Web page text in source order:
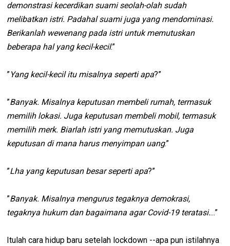
demonstrasi kecerdikan suami seolah-olah sudah
melibatkan istri. Padahal suami juga yang mendominasi.
Berikanlah wewenang pada istri untuk memutuskan
beberapa hal yang kecil-kecil.”
”Yang kecil-kecil itu misalnya seperti apa?”
”Banyak. Misalnya keputusan membeli rumah, termasuk
memilih lokasi. Juga keputusan membeli mobil, termasuk
memilih merk. Biarlah istri yang memutuskan. Juga
keputusan di mana harus menyimpan uang.”
”Lha yang keputusan besar seperti apa?”
”Banyak. Misalnya mengurus tegaknya demokrasi,
tegaknya hukum dan bagaimana agar Covid-19 teratasi....”
Itulah cara hidup baru setelah lockdown --apa pun istilahnya